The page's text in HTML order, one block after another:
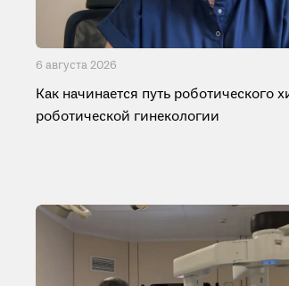
6 августа 2026
Как начинается путь роботического
роботической гинекологии